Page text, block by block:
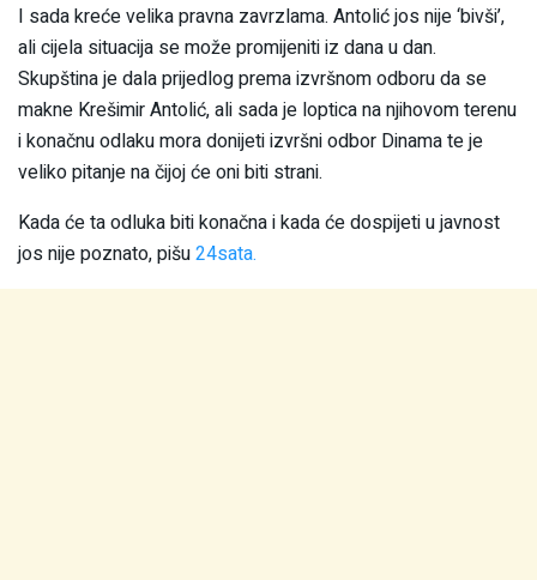
I sada kreće velika pravna zavrzlama. Antolić jos nije ‘bivši’,
ali cijela situacija se može promijeniti iz dana u dan.
Skupština je dala prijedlog prema izvršnom odboru da se
makne Krešimir Antolić, ali sada je loptica na njihovom terenu
i konačnu odlaku mora donijeti izvršni odbor Dinama te je
veliko pitanje na čijoj će oni biti strani.
Kada će ta odluka biti konačna i kada će dospijeti u javnost
jos nije poznato, pišu24sata.